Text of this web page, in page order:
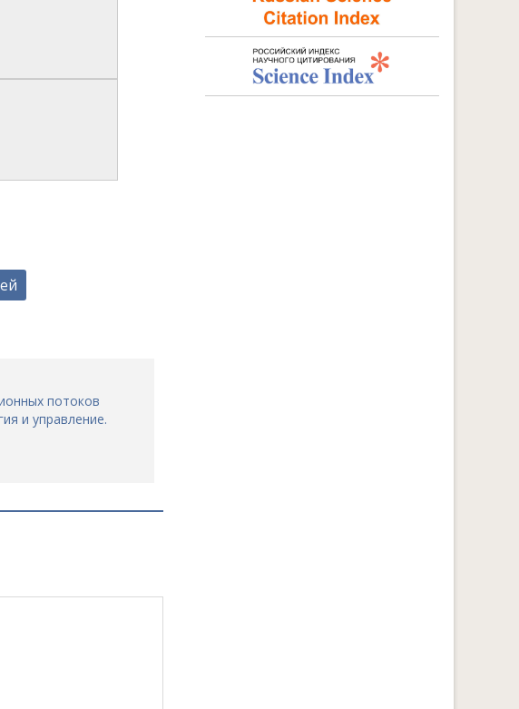
потоков
и управление.